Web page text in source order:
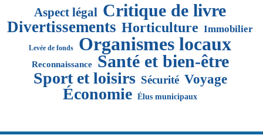
Aspect légal Critique de livre
Divertissements Horticulture Immobilier
Levée de fonds Organismes locaux
Reconnaissance Santé et bien-être
Sport et loisirs Sécurité Voyage
Économie Élus municipaux